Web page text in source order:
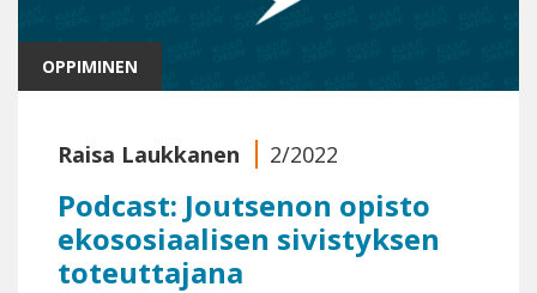
OPPIMINEN
Raisa Laukkanen 2/2022
Podcast: Joutsenon opisto
ekososiaalisen sivistyksen
toteuttajana